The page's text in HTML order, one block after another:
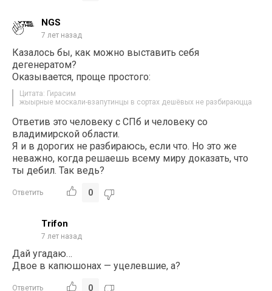
NGS
7 лет назад
Казалось бы, как можно выставить себя
дегенератом?
Оказывается, проще простого:
Цитата: Гирасим
жыырные москали-взапутинцы в сортах дешёвых не разбираюцца
Ответив это человеку с СПб и человеку со
владимирской области.
Я и в дорогих не разбираюсь, если что. Но это же
неважно, когда решаешь всему миру доказать, что
ты дебил. Так ведь?
Ответить 0
Trifon
7 лет назад
Дай угадаю…
Двое в капюшонах — уцелевшие, а?
Ответить 0